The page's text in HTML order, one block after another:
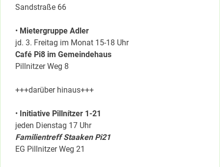
Sandstraße 66
• Mietergruppe Adler
jd. 3. Freitag im Monat 15-18 Uhr
Café Pi8 im Gemeindehaus
Pillnitzer Weg 8
+++darüber hinaus+++
• Initiative Pillnítzer 1-21
jeden Dienstag 17 Uhr
Familientreff Staaken Pi21
EG Pillnitzer Weg 21